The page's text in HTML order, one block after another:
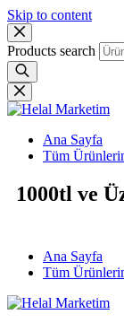
Skip to content
Products search
Ana Sayfa
Tüm
1000tl ve
Ana Sayfa
Tüm